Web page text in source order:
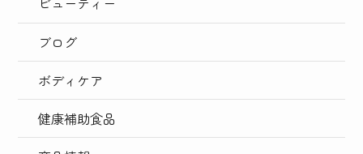
ブログ
ボディケア
健康補助食品